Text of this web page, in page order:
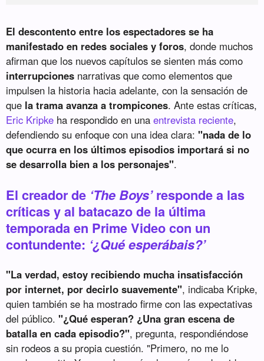
El descontento entre los espectadores se ha
manifestado en redes sociales y foros, donde muchos
afirman que los nuevos capítulos se sienten más como
interrupciones narrativas que como elementos que
impulsen la historia hacia adelante, con la sensación de
que la trama avanza a trompicones. Ante estas críticas,
Eric Kripke ha respondido en unaentrevista reciente,
defendiendo su enfoque con una idea clara:"nada de lo
que ocurra en los últimos episodios importará si no
se desarrolla bien a los personajes".
El creador de ‘The Boys’responde a las
críticas y al batacazo de la última
temporada en Prime Video con un
contundente: ‘¿Qué esperábais?’
"La verdad, estoy recibiendo mucha insatisfacción
por internet, por decirlo suavemente", indicaba Kripke,
quien también se ha mostrado firme con las expectativas
del público."¿Qué esperan? ¿Una gran escena de
batalla en cada episodio?", pregunta, respondiéndose
sin rodeos a su propia cuestión. "Primero, no me lo